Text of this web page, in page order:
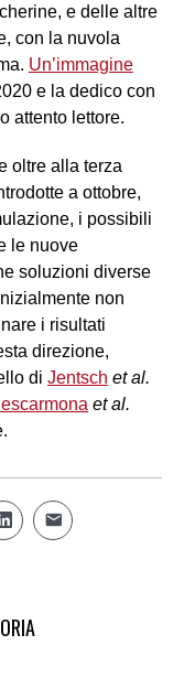
e delle altre
con la nuvola
Un’immagine
e la dedico con
attento lettore.
oltre alla terza
a ottobre,
i possibili
le nuove
soluzioni diverse
non
i risultati
direzione,
di Jentsch et al.
et al.